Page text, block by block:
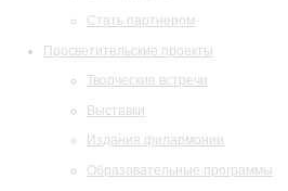
Стать партнером
Просветительские проекты
Творческие встречи
Выставки
Издания филармонии
Образовательные программы